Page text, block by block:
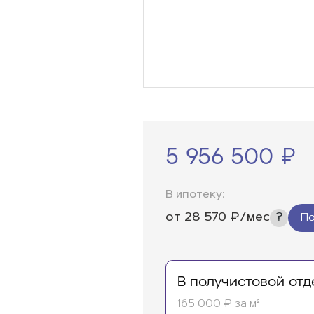
5 956 500 ₽
В ипотеку:
от 28 570 ₽/мес
В получистовой
165 000 ₽ за м²